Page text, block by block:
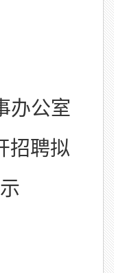
办公室
招聘拟